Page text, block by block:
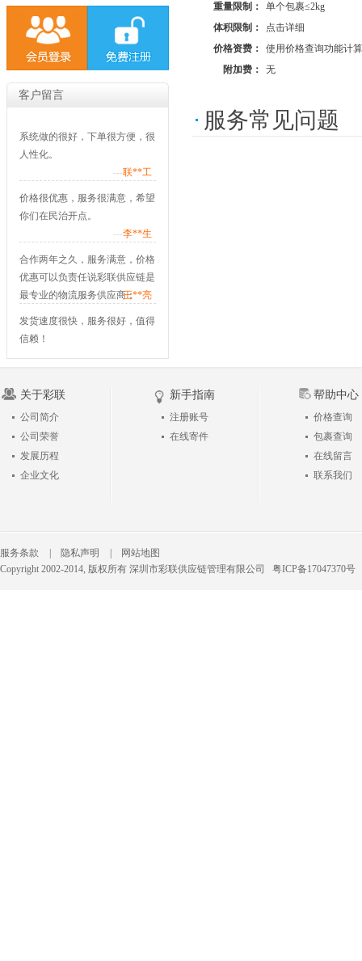
客户留言
系统做的很好，下单很方便，很
人性化。
---联**工
价格很优惠，服务很满意，希望
你们在民治开点。
---李**生
合作两年之久，服务满意，价格
优惠可以负责任说彩联供应链是
最专业的物流服务供应商；
---王**亮
发货速度很快，服务很好，值得
信赖！
---张**生
重量限制：
单个包裹≤2kg
体积限制：
点击详细
价格资费：
使用价格查询功能计算
附加费：
无
服务常见问题
关于彩联
公司简介
公司荣誉
发展历程
企业文化
新手指南
注册账号
在线寄件
帮助中心
价格查询
包裹查询
在线留言
联系我们
服务条款 隐私声明
网站地图
Copyright 2002-2014, 版权所有 深圳市彩联供应链管理有限公司 粤ICP备17047370号